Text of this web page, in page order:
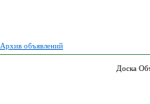
Архив объявлений
Доска